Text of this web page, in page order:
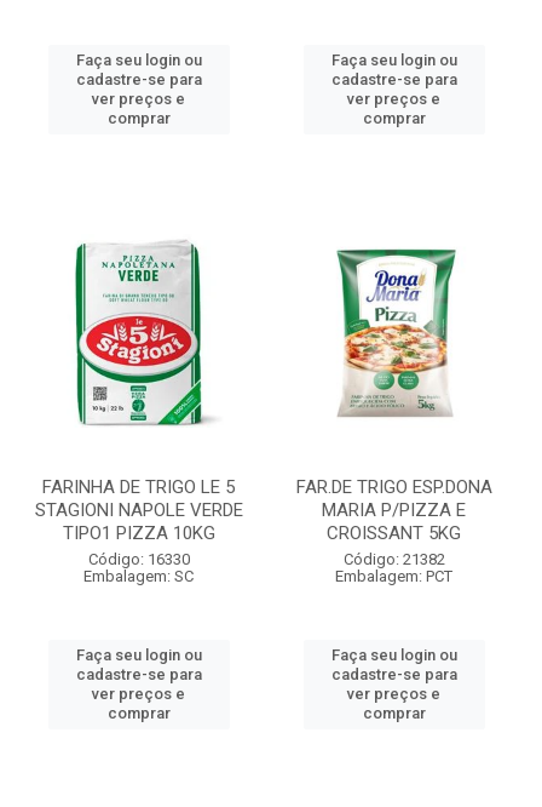
Faça seu login ou
cadastre-se para
ver preços e
comprar
Faça seu login ou
cadastre-se para
ver preços e
comprar
FARINHA DE TRIGO LE 5
STAGIONI NAPOLE VERDE
TIPO1 PIZZA 10KG
Código: 16330
Embalagem: SC
Faça seu login ou
cadastre-se para
ver preços e
comprar
FAR.DE TRIGO ESP.DONA
MARIA P/PIZZA E
CROISSANT 5KG
Código: 21382
Embalagem: PCT
Faça seu login ou
cadastre-se para
ver preços e
comprar